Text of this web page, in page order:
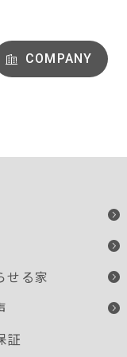
COMPANY
せる家
証